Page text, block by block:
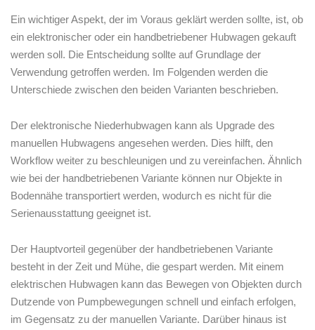
Ein wichtiger Aspekt, der ​im Voraus ⁣geklärt werden sollte, ist, ⁣ob
ein⁤ elektronischer oder ein handbetriebener Hubwagen gekauft
werden soll. Die Entscheidung sollte auf Grundlage der
Verwendung getroffen werden. Im Folgenden werden die
Unterschiede zwischen den beiden Varianten beschrieben.
Der elektronische Niederhubwagen kann als Upgrade des
manuellen Hubwagens angesehen werden.‍ Dies hilft, den
Workflow weiter zu beschleunigen und zu vereinfachen. Ähnlich
wie bei der⁢ handbetriebenen Variante können nur Objekte in
Bodennähe transportiert werden, wodurch es nicht für die
Serienausstattung geeignet ist.
Der Hauptvorteil gegenüber der handbetriebenen Variante
besteht in der Zeit und Mühe, die gespart werden. Mit einem
elektrischen ‌Hubwagen kann das Bewegen von Objekten durch⁢
Dutzende von Pumpbewegungen schnell und einfach erfolgen,
im Gegensatz zu der manuellen Variante. Darüber hinaus ist